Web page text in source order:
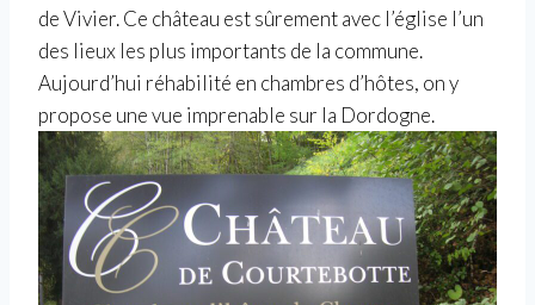
de Vivier. Ce château est sûrement avec l’église l’un
des lieux les plus importants de la commune.
Aujourd’hui réhabilité en chambres d’hôtes, on y
propose une vue imprenable sur la Dordogne.